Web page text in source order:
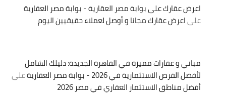
اعرض عقارك على بوابة مصر العقارية - بوابة مصر العقارية
علىاعرض عقارك مجانا و أوصل لعملاء حقيقيين اليوم
مباني و عقارات مميزة في القاهرة الجديدة: دليلك الشامل
لأفضل الفرص الاستثمارية في 2026 - بوابة مصر العقارية
على
أفضل مناطق الاستثمار العقاري في مصر 2026